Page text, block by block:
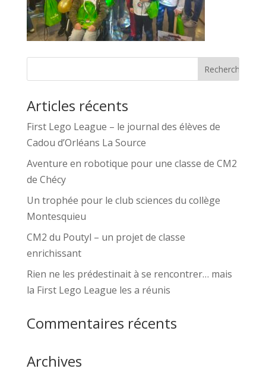
Articles récents
First Lego League – le journal des élèves de
Cadou d’Orléans La Source
Aventure en robotique pour une classe de CM2
de Chécy
Un trophée pour le club sciences du collège
Montesquieu
CM2 du Poutyl – un projet de classe
enrichissant
Rien ne les prédestinait à se rencontrer… mais
la First Lego League les a réunis
Commentaires récents
Archives